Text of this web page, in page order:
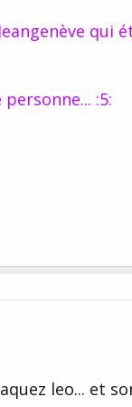
qui
:5:
leo... et